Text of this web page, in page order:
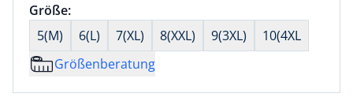
Größenauswahl:
Größe:nichts ausgewählt
5(M)
6(L) 7(XL) 8(XXL) 9(3XL)
10(4XL
Größenberatung